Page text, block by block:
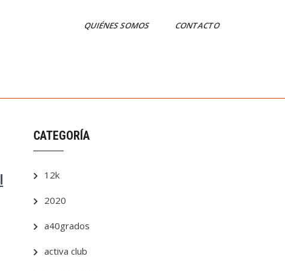
QUIÉNES SOMOS CONTACTO
CATEGORÍA
12k
2020
a40grados
activa club